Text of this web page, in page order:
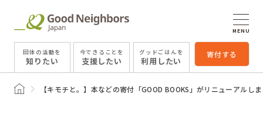
団体の活動を
知りたい
今できることを
支援したい
グッドごはんを
利用したい
寄付する
MENU
トップページ【キモチと。】本などの寄付「GOOD BOOKS」がリニューアルし